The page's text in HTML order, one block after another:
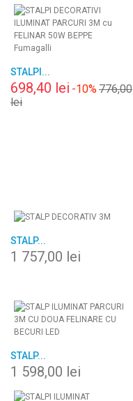
STALPI...
698,40 lei -10%776,00
lei
STALP...
1 757,00 lei
STALP...
1 598,00 lei